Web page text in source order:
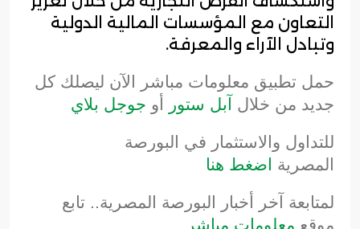
التعاون مع المؤسسات المالية الدولية
وتبادل الآراء والمعرفة.
حمل تطبيق معلومات مباشر الآن ليصلك كل
جديد من خلال
آبل ستور أو جوجل بلاي
للتداول والاستثمار في البورصة
المصرية اضغط هنا
لمتابعة آخر أخبار البورصة المصرية.. تابع
موقع معلومات مباشر